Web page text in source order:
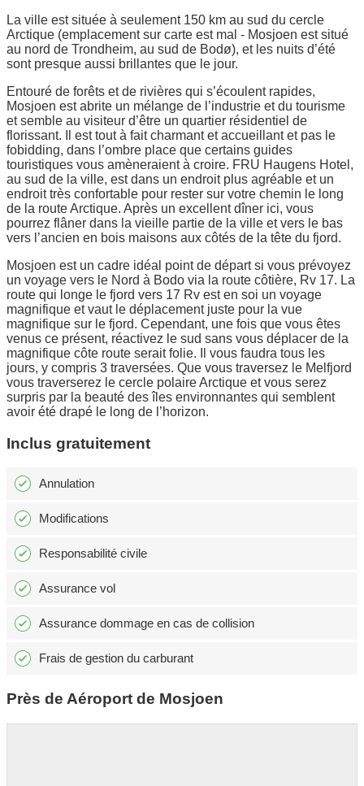
La ville est située à seulement 150 km au sud du cercle
Arctique (emplacement sur carte est mal - Mosjoen est situé
au nord de Trondheim, au sud de Bodø), et les nuits d’été
sont presque aussi brillantes que le jour.
Entouré de forêts et de rivières qui s’écoulent rapides,
Mosjoen est abrite un mélange de l’industrie et du tourisme
et semble au visiteur d’être un quartier résidentiel de
florissant. Il est tout à fait charmant et accueillant et pas le
fobidding, dans l’ombre place que certains guides
touristiques vous amèneraient à croire. FRU Haugens Hotel,
au sud de la ville, est dans un endroit plus agréable et un
endroit très confortable pour rester sur votre chemin le long
de la route Arctique. Après un excellent dîner ici, vous
pourrez flâner dans la vieille partie de la ville et vers le bas
vers l’ancien en bois maisons aux côtés de la tête du fjord.
Mosjoen est un cadre idéal point de départ si vous prévoyez
un voyage vers le Nord à Bodo via la route côtière, Rv 17. La
route qui longe le fjord vers 17 Rv est en soi un voyage
magnifique et vaut le déplacement juste pour la vue
magnifique sur le fjord. Cependant, une fois que vous êtes
venus ce présent, réactivez le sud sans vous déplacer de la
magnifique côte route serait folie. Il vous faudra tous les
jours, y compris 3 traversées. Que vous traversez le Melfjord
vous traverserez le cercle polaire Arctique et vous serez
surpris par la beauté des îles environnantes qui semblent
avoir été drapé le long de l’horizon.
Inclus gratuitement
Annulation
Modifications
Responsabilité civile
Assurance vol
Assurance dommage en cas de collision
Frais de gestion du carburant
Près de Aéroport de Mosjoen